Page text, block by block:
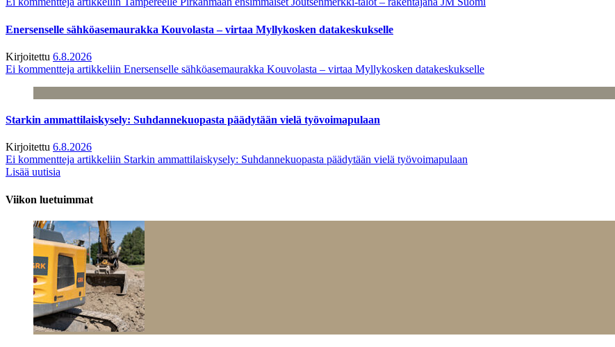
Enersenselle sähköasemaurakka Kouvolasta – virtaa Myllykosken datakeskukselle
Kirjoitettu 6.8.2026
Ei kommentteja artikkeliin Enersenselle sähköasemaurakka Kouvolasta – virtaa Myllykosken datakeskukselle
Starkin ammattilaiskysely: Suhdannekuopasta päädytään vielä työvoimapulaan
Kirjoitettu 6.8.2026
Ei kommentteja artikkeliin Starkin ammattilaiskysely: Suhdannekuopasta päädytään vielä työvoimapulaan
Lisää uutisia
Viikon luetuimmat